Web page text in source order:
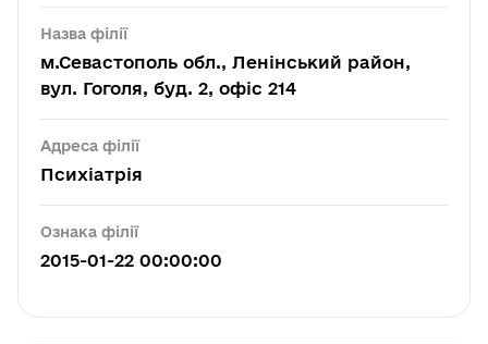
Назва філії
м.Севастополь обл., Ленінський район,
вул. Гоголя, буд. 2, офіс 214
Адреса філії
Психіатрія
Ознака філії
2015-01-22 00:00:00